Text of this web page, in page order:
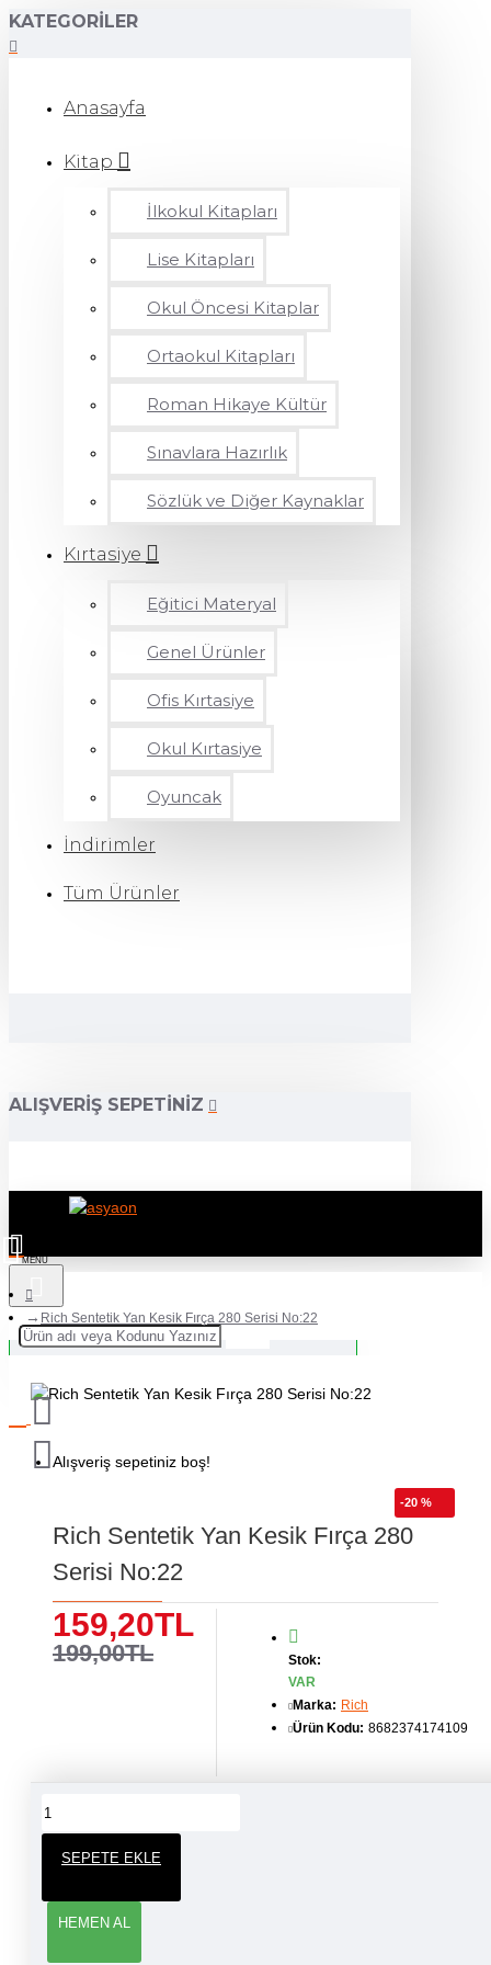
KATEGORILER
Anasayfa
Kitap
İlkokul Kitapları
Lise Kitapları
Okul Öncesi Kitaplar
Ortaokul Kitapları
Roman Hikaye Kültür
Sınavlara Hazırlık
Sözlük ve Diğer Kaynaklar
Kırtasiye
Eğitici Materyal
Genel Ürünler
Ofis Kırtasiye
Okul Kırtasiye
Oyuncak
İndirimler
Tüm Ürünler
ALIŞVERIŞ SEPETINIZ
Alışveriş sepetiniz boş!
Rich Sentetik Yan Kesik Fırça 280 Serisi No:22
-20 %
Rich Sentetik Yan Kesik Fırça 280
Serisi No:22
159,20TL
199,00TL
Stok:
VAR
Marka: Rich
Ürün Kodu: 8682374174109
SEPETE EKLE
HEMEN AL
ÜRÜN YORUMLARI